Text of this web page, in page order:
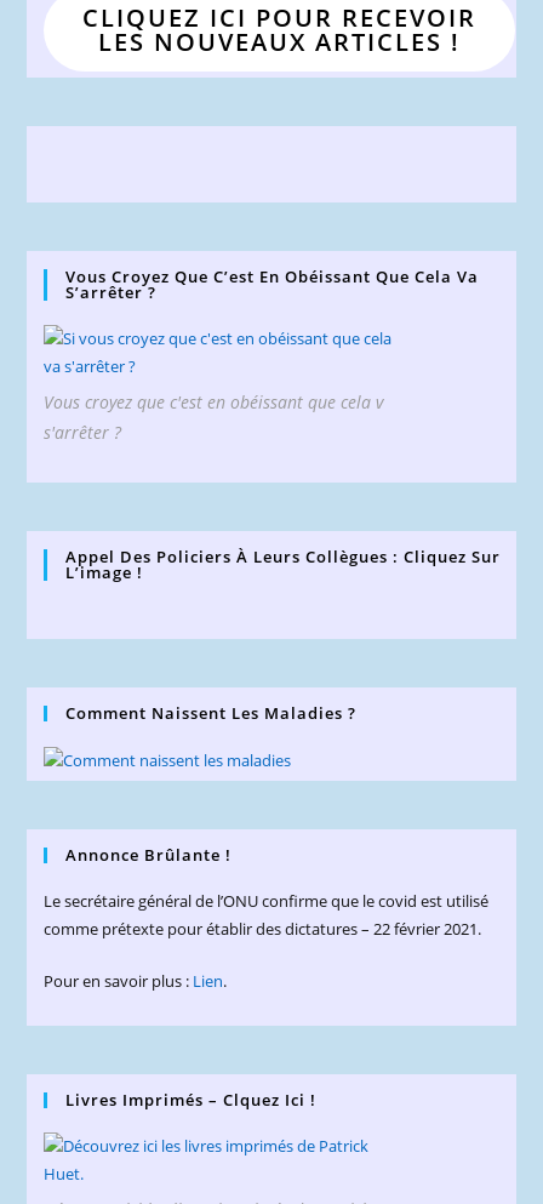
CLIQUEZ ICI POUR RECEVOIR
LES NOUVEAUX ARTICLES !
Vous Croyez Que C’est En Obéissant Que Cela Va
S’arrêter ?
Vous croyez que c'est en obéissant que cela v
s'arrêter ?
Appel Des Policiers À Leurs Collègues : Cliquez Sur
L’image !
Comment Naissent Les Maladies ?
Annonce Brûlante !
Le secrétaire général de l’ONU confirme que le covid est utilisé
comme prétexte pour établir des dictatures – 22 février 2021.
Pour en savoir plus : Lien.
Livres Imprimés – Clquez Ici !